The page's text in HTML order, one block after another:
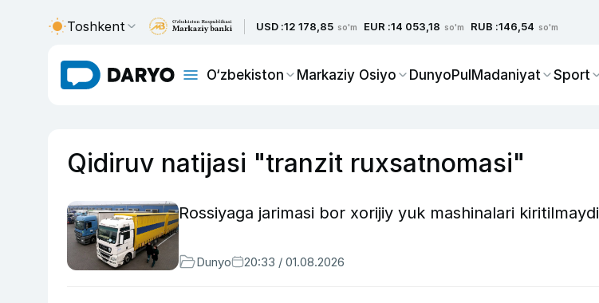
Toshkent USD :12 178,85 so'm EUR :14 053,18 so'm RUB :146,54 so'm
O‘zbekiston Markaziy Osiyo DunyoPulMadaniyat Sport
Qidiruv natijasi "tranzit ruxsatnomasi"
Rossiyaga jarimasi bor xorijiy yuk mashinalari kiritilmaydi
Dunyo 20:33 / 01.08.2026